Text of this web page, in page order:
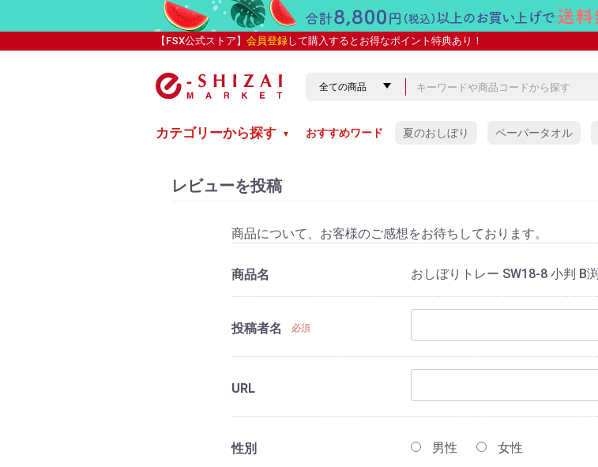
【FSX公式ストア】 会員登録して購入するとお得なポイント特典あり！
カテゴリーから探す ▼ おすすめワード 夏のおしぼり ペーパータオル
レビューを投稿
商品について、お客様のご感想をお待ちしております。
商品名 おしぼりトレー SW18-8 小判 B渕
投稿者名 必須
URL
性別 男性 女性